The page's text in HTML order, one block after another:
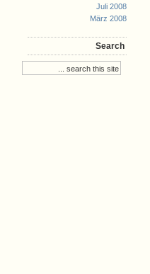
Juli 2008
März 2008
Search